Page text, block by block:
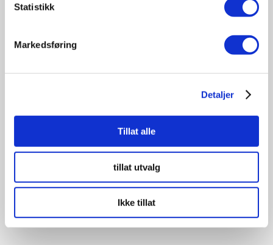
Statistikk
Markedsføring
Detaljer
Tillat alle
tillat utvalg
Ikke tillat